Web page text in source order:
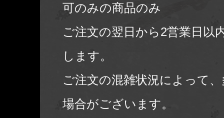
可のみの商品のみ
ご注文の翌日から2営業日以
します。
ご注文の混雑状況によって
場合がございます。